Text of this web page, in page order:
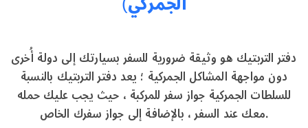
دفتر التربتيك هو وثيقة ضرورية للسفر بسيارتك إلى دولة أُخرى
دون مواجهة المشاكل الجمركية ؛ يعد دفتر التربتيك بالنسبة
للسلطات الجمركية جواز سفر للمركبة ، حيث يجب عليك حمله
معك عند السفر ، بالإضافة إلى جواز سفرك الخاص.